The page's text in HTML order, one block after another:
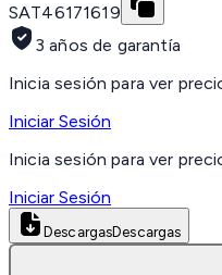
SAT46171619
3 años de garantía
Inicia sesión para ver
Iniciar Sesión
Inicia sesión para ver
Iniciar Sesión
DescargasDescargas